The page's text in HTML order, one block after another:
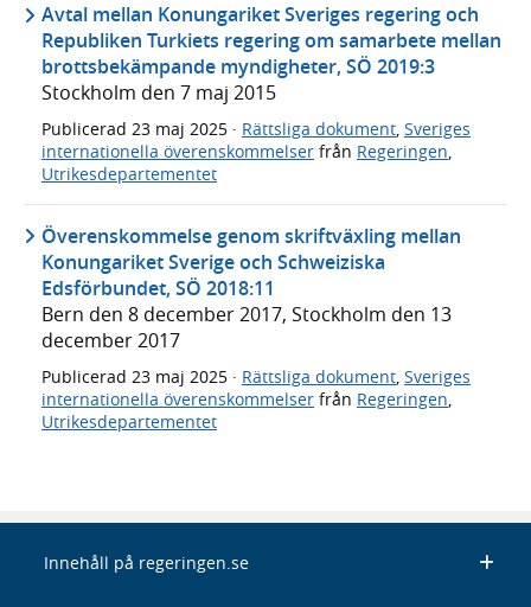
Avtal mellan Konungariket Sveriges regering och
Republiken Turkiets regering om samarbete mellan
brottsbekämpande myndigheter, SÖ 2019:3
Stockholm den 7 maj 2015
Publicerad 23 maj 2025 · Rättsliga dokument, Sveriges
internationella överenskommelser från Regeringen,
Utrikesdepartementet
Överenskommelse genom skriftväxling mellan
Konungariket Sverige och Schweiziska
Edsförbundet, SÖ 2018:11
Bern den 8 december 2017, Stockholm den 13
december 2017
Publicerad 23 maj 2025 · Rättsliga dokument, Sveriges
internationella överenskommelser från Regeringen,
Utrikesdepartementet
Innehåll på regeringen.se